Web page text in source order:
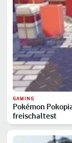
GAMING
Pokémon
freischaltest